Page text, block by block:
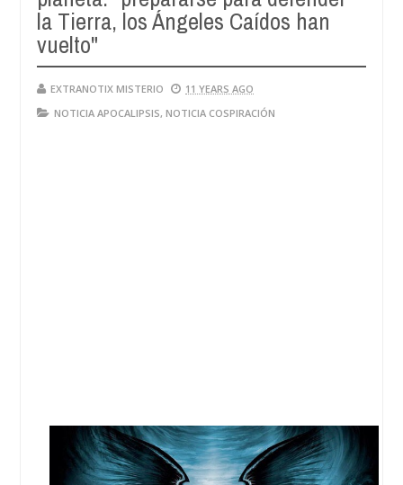
la Tierra, los Ángeles Caídos han
vuelto"
EXTRANOTIX MISTERIO
11 YEARS AGO
NOTICIA APOCALIPSIS, NOTICIA COSPIRACIÓN